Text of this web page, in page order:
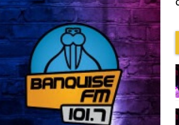
Chris Deflandres